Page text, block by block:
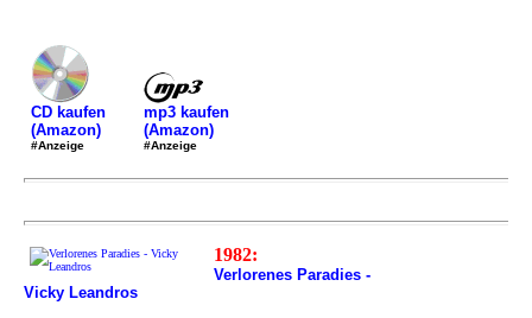
CD kaufen
(Amazon)
#Anzeige
mp3 kaufen
(Amazon)
#Anzeige
1982:
Verlorenes Paradies -
Vicky Leandros